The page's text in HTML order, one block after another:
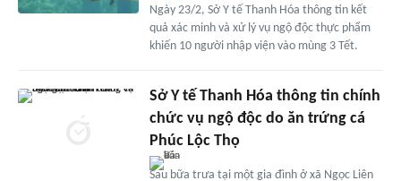
Ngày 23/2, Sở Y tế Thanh Hóa thông tin kết
quả xác minh và xử lý vụ ngộ độc thực phẩm
khiến 10 người nhập viện vào mùng 3 Tết.
Sở Y tế Thanh Hóa thông tin chính
chức vụ ngộ độc do ăn trứng cá
Phúc Lộc Thọ
Sau bữa trưa tại một gia đình ở xã Ngọc Liên